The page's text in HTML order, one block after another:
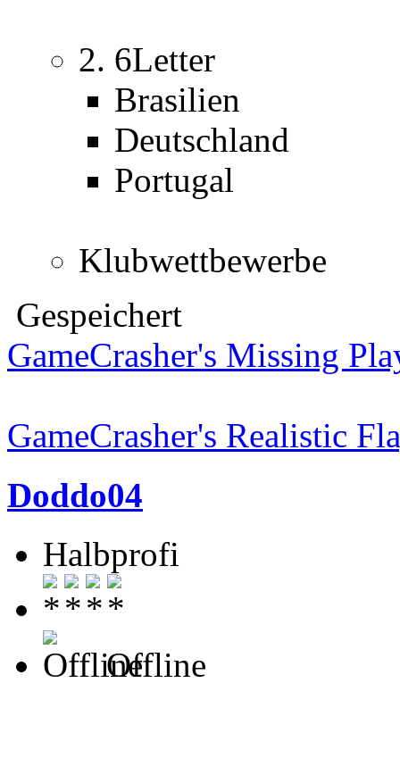
2. 6Letter
Brasilien
Deutschland
Portugal
Klubwettbewerbe
Gespeichert
GameCrasher's Missing
GameCrasher's Realistic
Doddo04
Halbprofi
Offline